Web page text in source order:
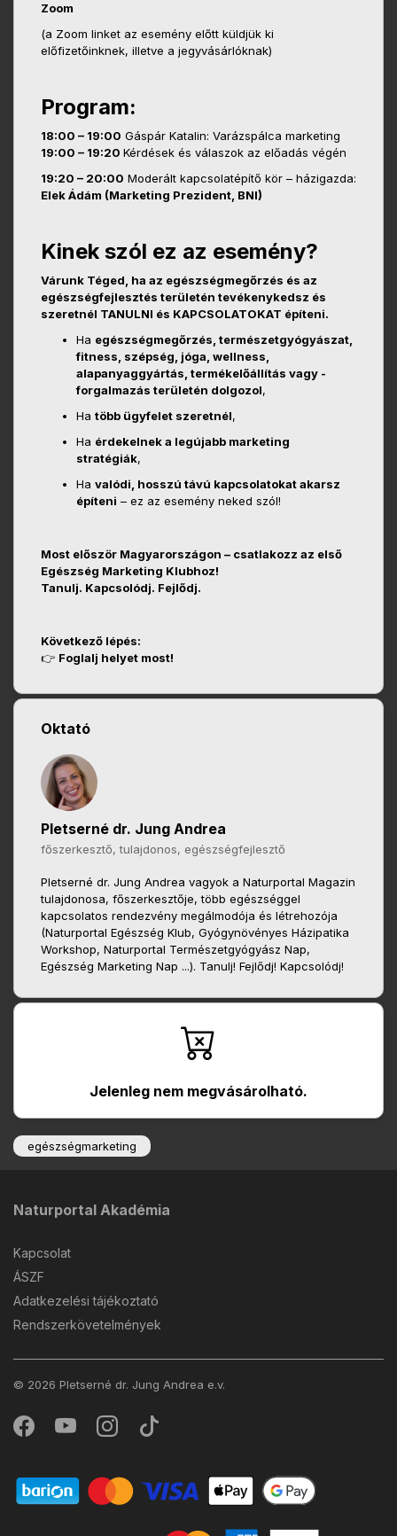
Zoom
(a Zoom linket az esemény előtt küldjük ki
előfizetőinknek, illetve a jegyvásárlóknak)
Program:
18:00 – 19:00 Gáspár Katalin: Varázspálca marketing
19:00 – 19:20 Kérdések és válaszok az előadás végén
19:20 – 20:00 Moderált kapcsolatépítő kör – házigazda:
Elek Ádám (Marketing Prezident, BNI)
Kinek szól ez az esemény?
Várunk Téged, ha az egészségmegőrzés és az
egészségfejlesztés területén tevékenykedsz és
szeretnél TANULNI és KAPCSOLATOKAT építeni.
Ha egészségmegőrzés, természetgyógyászat,
fitness, szépség, jóga, wellness,
alapanyaggyártás, termékelőállítás vagy -
forgalmazás területén dolgozol,
Ha több ügyfelet szeretnél,
Ha érdekelnek a legújabb marketing
stratégiák,
Ha valódi, hosszú távú kapcsolatokat akarsz
építeni – ez az esemény neked szól!
Most először Magyarországon – csatlakozz az első
Egészség Marketing Klubhoz!
Tanulj. Kapcsolódj. Fejlődj.
Következő lépés:
👉 Foglalj helyet most!
Oktató
Pletserné dr. Jung Andrea
főszerkesztő, tulajdonos, egészségfejlesztő
Pletserné dr. Jung Andrea vagyok a Naturportal Magazin
tulajdonosa, főszerkesztője, több egészséggel
kapcsolatos rendezvény megálmodója és létrehozója
(Naturportal Egészség Klub, Gyógynövényes Házipatika
Workshop, Naturportal Természetgyógyász Nap,
Egészség Marketing Nap ...). Tanulj! Fejlődj! Kapcsolódj!
Jelenleg nem megvásárolható.
egészségmarketing
Naturportal Akadémia
Kapcsolat
ÁSZF
Adatkezelési tájékoztató
Rendszerkövetelmények
© 2026 Pletserné dr. Jung Andrea e.v.